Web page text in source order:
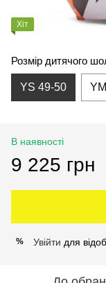
Хіт
Розмір дитячого
YS 49-50
В наявності
9 225 грн
% Увійти для